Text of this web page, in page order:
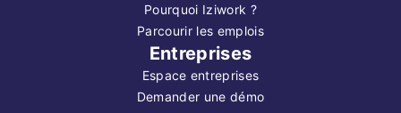
Pourquoi Iziwork ?
Parcourir les emplois
Entreprises
Espace entreprises
Demander une démo